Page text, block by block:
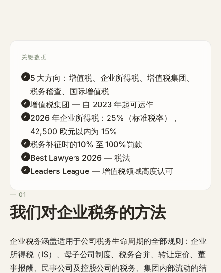
关键数据
5 大方向 ：增值税、企业所得税、增值税集团、
税务稽查、国际增值税
增值税集团 — 自 2023 年起可运作
2026 年企业所得税：25%（标准税率），
42,500 欧元以内为 15%
税务补征时的10% 至 100%罚款
Best Lawyers 2026 — 税法
Leaders League — 增值税领域高度认可
— 01
我们对企业税务的方法
企业税务涵盖适用于公司税务生命周期的全部规则：企业
所得税（IS）、母子公司制度、税务合并、转让定价、董
事报酬、民事公司及控股公司的税务、集团内部流动的结